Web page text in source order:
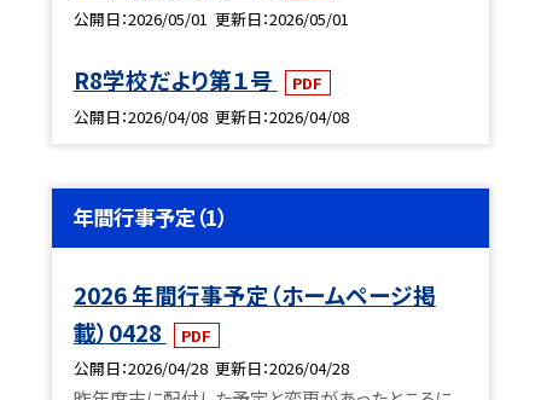
公開日 2026/05/01 更新日 2026/05/01
R8学校だより第１号
PDF
公開日 2026/04/08 更新日 2026/04/08
年間行事予定（1）
2026 年間行事予定（ホームページ掲
載）0428
PDF
公開日 2026/04/28 更新日 2026/04/28